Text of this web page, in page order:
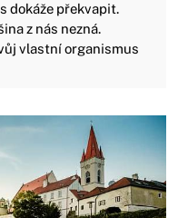
dokáže překvapit.
z nás nezná.
vlastní organismus